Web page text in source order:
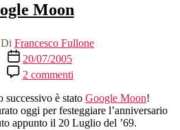
Moon
Di Francesco Fullone
Data
dell'articolo
20/07/2005
2 commentisu
Google
Moon
successivo è stato Google Moon!
oggi per festeggiare l’anniversario
appunto il 20 Luglio del ’69.